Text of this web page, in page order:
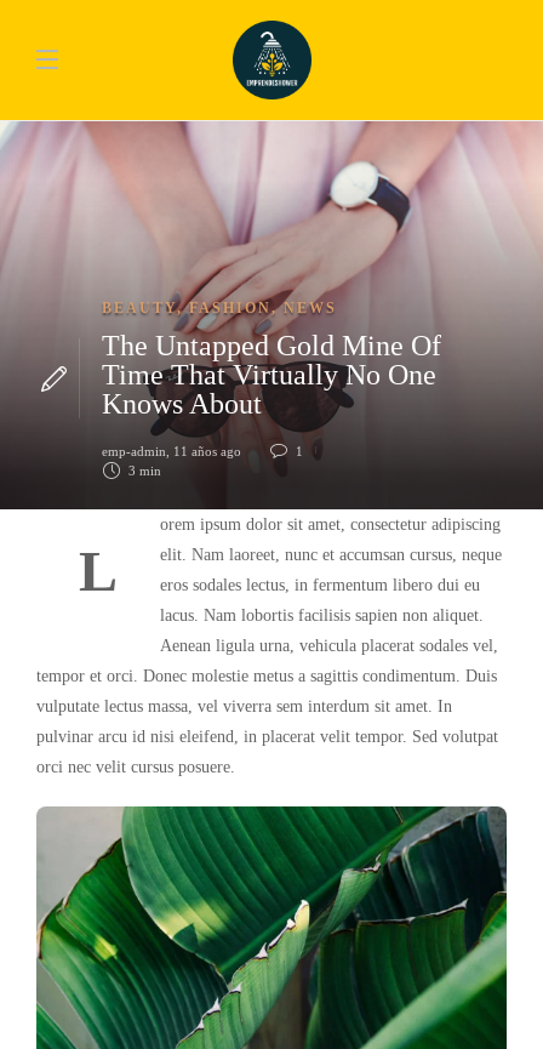
BEAUTY,FASHION,NEWS
The Untapped Gold Mine Of
Time That Virtually No One
Knows About
emp-admin 11 años ago
1
3 min
L
orem ipsum dolor sit amet, consectetur adipiscing
elit. Nam laoreet, nunc et accumsan cursus, neque
eros sodales lectus, in fermentum libero dui eu
lacus. Nam lobortis facilisis sapien non aliquet.
Aenean ligula urna, vehicula placerat sodales vel,
tempor et orci. Donec molestie metus a sagittis condimentum. Duis
vulputate lectus massa, vel viverra sem interdum sit amet. In
pulvinar arcu id nisi eleifend, in placerat velit tempor. Sed volutpat
orci nec velit cursus posuere.